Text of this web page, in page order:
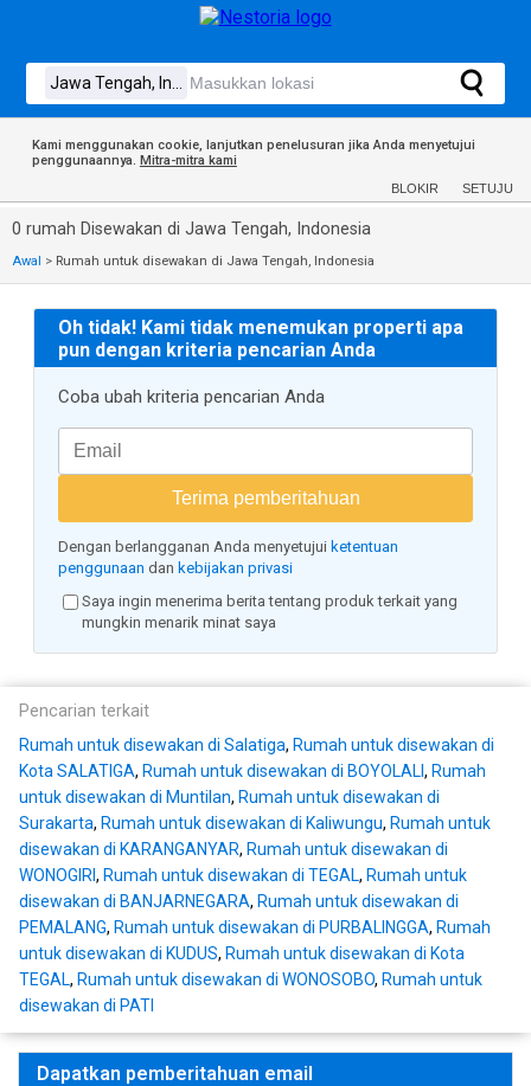
Kami menggunakan cookie, lanjutkan penelusuran jika Anda menyetujui
penggunaannya. Mitra-mitra kami
BLOKIR SETUJU
0 rumah Disewakan di Jawa Tengah, Indonesia
Awal > Rumah untuk disewakan di Jawa Tengah, Indonesia
Oh tidak! Kami tidak menemukan properti apa
pun dengan kriteria pencarian Anda
Coba ubah kriteria pencarian Anda
Terima pemberitahuan
Dengan berlangganan Anda menyetujui ketentuan
penggunaan dan kebijakan privasi
Saya ingin menerima berita tentang produk terkait yang
mungkin menarik minat saya
Pencarian terkait
Rumah untuk disewakan di Salatiga, Rumah untuk disewakan di
Kota SALATIGA, Rumah untuk disewakan di BOYOLALI , Rumah
untuk disewakan di Muntilan, Rumah untuk disewakan di
Surakarta, Rumah untuk disewakan di Kaliwungu, Rumah untuk
disewakan di KARANGANYAR, Rumah untuk disewakan di
WONOGIRI , Rumah untuk disewakan di TEGAL, Rumah untuk
disewakan di BANJARNEGARA, Rumah untuk disewakan di
PEMALANG, Rumah untuk disewakan di PURBALINGGA, Rumah
untuk disewakan di KUDUS, Rumah untuk disewakan di Kota
TEGAL, Rumah untuk disewakan di WONOSOBO, Rumah untuk
disewakan di PATI
Dapatkan pemberitahuan email